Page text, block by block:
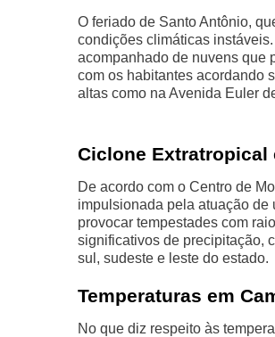
O feriado de Santo Antônio,
condições climáticas
acompanhado de nuvens que
com os habitantes acordando
altas como na Avenida Euler
Ciclone Extratropical
De acordo com o Centro de
impulsionada pela atuação de
provocar tempestades com
significativos de precipitação,
sul, sudeste e leste do estado.
Temperaturas em
No que diz respeito às